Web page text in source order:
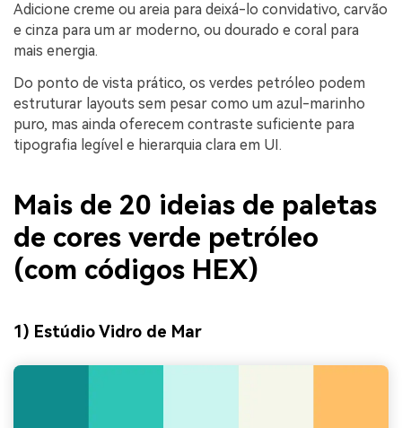
Adicione creme ou areia para deixá-lo convidativo, carvão
e cinza para um ar moderno, ou dourado e coral para
mais energia.
Do ponto de vista prático, os verdes petróleo podem
estruturar layouts sem pesar como um azul-marinho
puro, mas ainda oferecem contraste suficiente para
tipografia legível e hierarquia clara em UI.
Mais de 20 ideias de paletas
de cores verde petróleo
(com códigos HEX)
1) Estúdio Vidro de Mar